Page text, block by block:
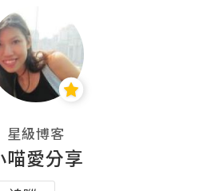
星級博客
喵愛分享